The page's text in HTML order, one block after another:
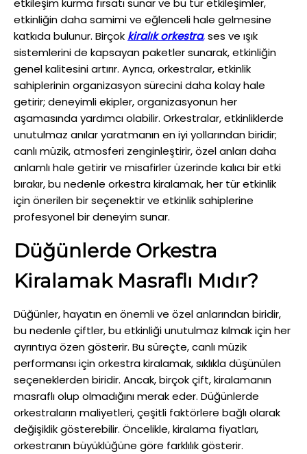
etkileşim kurma fırsatı sunar ve bu tür etkileşimler,
etkinliğin daha samimi ve eğlenceli hale gelmesine
katkıda bulunur. Birçok kiralık orkestra,ses ve ışık
sistemlerini de kapsayan paketler sunarak, etkinliğin
genel kalitesini artırır. Ayrıca, orkestralar, etkinlik
sahiplerinin organizasyon sürecini daha kolay hale
getirir; deneyimli ekipler, organizasyonun her
aşamasında yardımcı olabilir. Orkestralar, etkinliklerde
unutulmaz anılar yaratmanın en iyi yollarından biridir;
canlı müzik, atmosferi zenginleştirir, özel anları daha
anlamlı hale getirir ve misafirler üzerinde kalıcı bir etki
bırakır, bu nedenle orkestra kiralamak, her tür etkinlik
için önerilen bir seçenektir ve etkinlik sahiplerine
profesyonel bir deneyim sunar.
Düğünlerde Orkestra
Kiralamak Masraflı Mıdır?
Düğünler, hayatın en önemli ve özel anlarından biridir,
bu nedenle çiftler, bu etkinliği unutulmaz kılmak için her
ayrıntıya özen gösterir. Bu süreçte, canlı müzik
performansı için orkestra kiralamak, sıklıkla düşünülen
seçeneklerden biridir. Ancak, birçok çift, kiralamanın
masraflı olup olmadığını merak eder. Düğünlerde
orkestraların maliyetleri, çeşitli faktörlere bağlı olarak
değişiklik gösterebilir. Öncelikle, kiralama fiyatları,
orkestranın büyüklüğüne göre farklılık gösterir.